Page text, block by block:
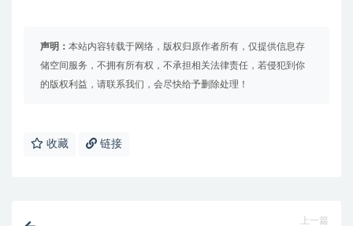
声明： 本站内容转载于网络，版权归原作者所有，仅提供信息存
储空间服务，不拥有所有权，不承担相关法律责任，若侵犯到你
的版权利益，请联系我们，会尽快给予删除处理！
收藏 链接
上一篇